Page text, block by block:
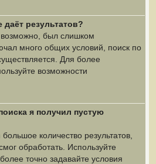
результатов?
был слишком
много общих условий, поиск по
Для более
возможности
я получил пустую
количество результатов,
обработать. Используйте
точно задавайте условия